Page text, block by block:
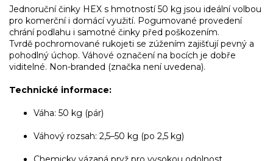
Jednoruční činky HEX s hmotností 50 kg jsou ideální volbou
pro komerční i domácí využití. Pogumované provedení
chrání podlahu i samotné činky před poškozením.
Tvrdě pochromované rukojeti se zúžením zajišťují pevný a
pohodlný úchop. Váhové označení na bocích je dobře
viditelné. Non-branded (značka není uvedena).
Technické informace:
Váha: 50 kg (pár)
Váhový rozsah: 2,5–50 kg (po 2,5 kg)